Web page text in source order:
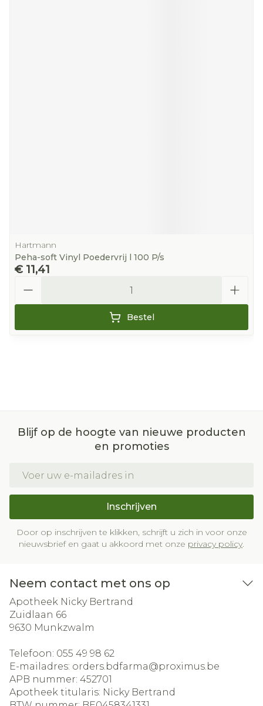
Hartmann
Peha-soft Vinyl Poedervrij l 100 P/s
€ 11,41
Bestel
Blijf op de hoogte van nieuwe producten
en promoties
Inschrijven
Door op inschrijven te klikken, schrijft u zich in voor onze
nieuwsbrief en gaat u akkoord met onze privacy policy.
Neem contact met ons op
Apotheek Nicky Bertrand
Zuidlaan 66
9630 Munkzwalm
Telefoon: 055 49 98 62
E-mailadres: orders.bdfarma@proximus.be
APB nummer: 452701
Apotheek titularis: Nicky Bertrand